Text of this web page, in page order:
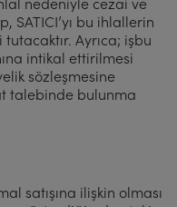
SATICI’yı bu ihlallerin
Ayrıca; işbu
intikal ettirilmesi
sözleşmesine
talebinde bulunma
satışına ilişkin olması